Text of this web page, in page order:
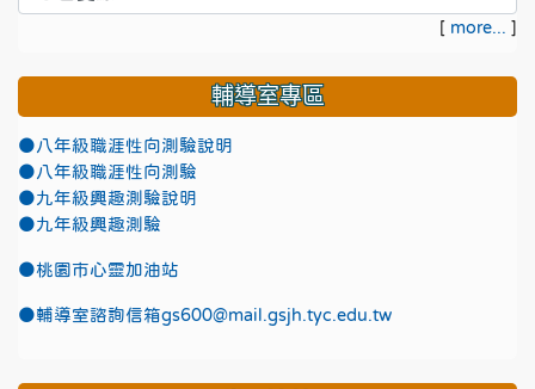
[ more... ]
輔導室專區
●八年級職涯性向測驗說明
●八年級職涯性向測驗
●九年級興趣測驗說明
●九年級興趣測驗
●桃園市心靈加油站
●輔導室諮詢信箱gs600@mail.gsjh.tyc.edu.tw